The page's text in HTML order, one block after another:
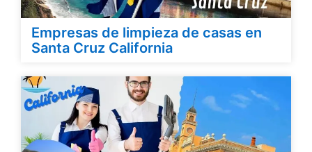
Empresas de limpieza de casas en
Santa Cruz California